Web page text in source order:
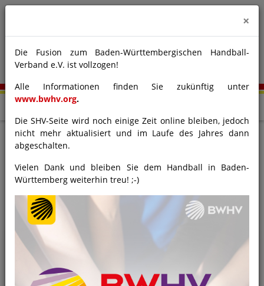
Kooperation
Kindergarten/Verein
05.03.2025
Kinder- und Schulhandball
×
Die Fusion zum Baden-Württembergischen Handball-
Verband e.V. ist vollzogen!
Alle Informationen finden Sie zukünftig unter
www.bwhv.org.
Die SHV-Seite wird noch einige Zeit online bleiben, jedoch
nicht mehr aktualisiert und im Laufe des Jahres dann
abgeschalten.
Vielen Dank und bleiben Sie dem Handball in Baden-
Württemberg weiterhin treu! ;-)